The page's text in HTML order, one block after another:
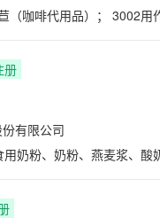
咖啡代用品）； 3002用
册
有限公司
奶粉、奶粉、燕麦浆、酸